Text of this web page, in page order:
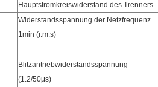
Hauptstromkreiswiderstand des Trenners
Widerstandsspannung der Netzfrequenz
1min (r.m.s)
Blitzantriebwiderstandsspannung
(1.2/50μs)